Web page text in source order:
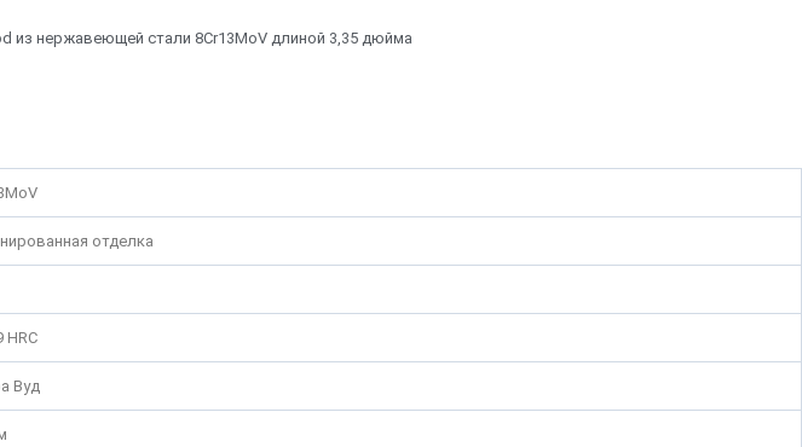
из нержавеющей стали 8Cr13MoV длиной 3,35 дюйма
отделка
HRC
Вуд